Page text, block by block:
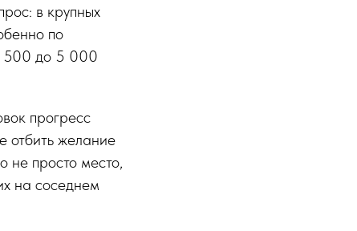
в крупных
по
500 до 5 000
прогресс
отбить желание
не просто место,
на соседнем